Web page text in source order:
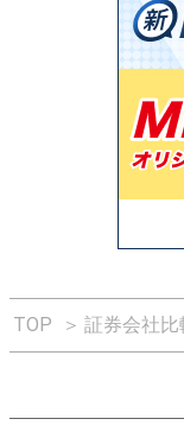
TOP ＞ 証券会社比